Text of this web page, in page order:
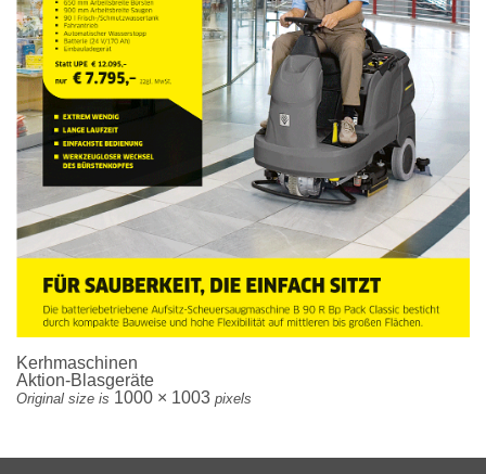
Kerhmaschinen
Aktion-Blasgeräte
Original size is 1000 × 1003 pixels